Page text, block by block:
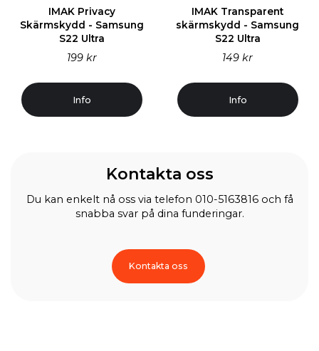
IMAK Privacy
Skärmskydd - Samsung
S22 Ultra
199 kr
Info
IMAK Transparent
skärmskydd - Samsung
S22 Ultra
149 kr
Info
Kontakta oss
Du kan enkelt nå oss via telefon 010-5163816 och få
snabba svar på dina funderingar.
Kontakta oss